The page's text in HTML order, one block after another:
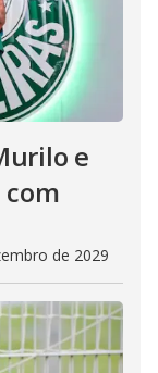
e
de 2029